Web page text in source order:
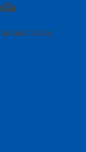
akun Anda.